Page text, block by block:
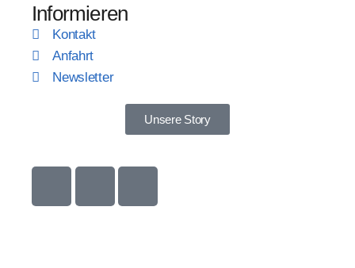
Informieren
Kontakt
Anfahrt
Newsletter
Unsere Story